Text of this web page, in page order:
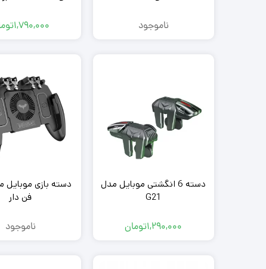
کابل و تبدیل
ناموجود 1,790,000
دسته 6 انگشتی موبایل مدل
G21
1,290,000تومان
فن دار
ناموجود